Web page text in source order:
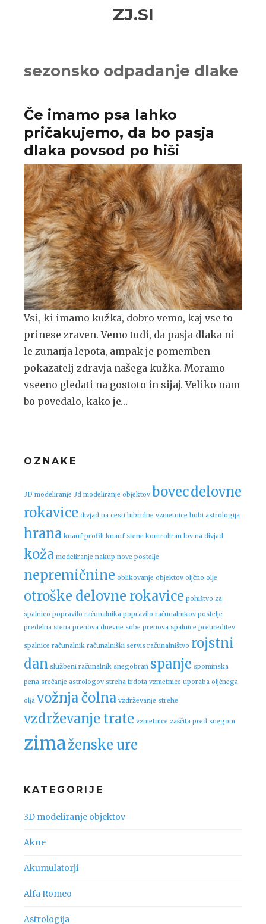
ZJ.SI
sezonsko odpadanje dlake
Če imamo psa lahko
pričakujemo, da bo pasja
dlaka povsod po hiši
Vsi, ki imamo kužka, dobro vemo, kaj vse to
prinese zraven. Vemo tudi, da pasja dlaka ni
le zunanja lepota, ampak je pomemben
pokazatelj zdravja našega kužka. Moramo
vseeno gledati na gostoto in sijaj. Veliko nam
bo povedalo, kako je…
OZNAKE
3D modeliranje 3d modeliranje objektov bovecdelovne
rokavice divjad na cesti hibridne vzmetnice hobi astrologija
hrana knauf profili knauf stene kontroliran lov na divjad
koža modeliranje nakup nove postelje
nepremičnine oblikovanje objektov oljčno olje
otroške delovne rokavice pohištvo za
spalnico popravilo računalnika popravilo računalnikov postelje
predelna stena prenova dnevne sobe prenova spalnice preureditev
spalnice računalnik računalniški servis računalništvo rojstni
dan službeni računalnik snegobran spanje spominska
pena srečanje astrologov streha trdota vzmetnice uporaba oljčnega
olja vožnja čolna vzdrževanje strehe
vzdrževanje trate vzmetnice zaščita pred snegom
zimaženske ure
KATEGORIJE
3D modeliranje objektov
Akne
Akumulatorji
Alfa Romeo
Astrologija